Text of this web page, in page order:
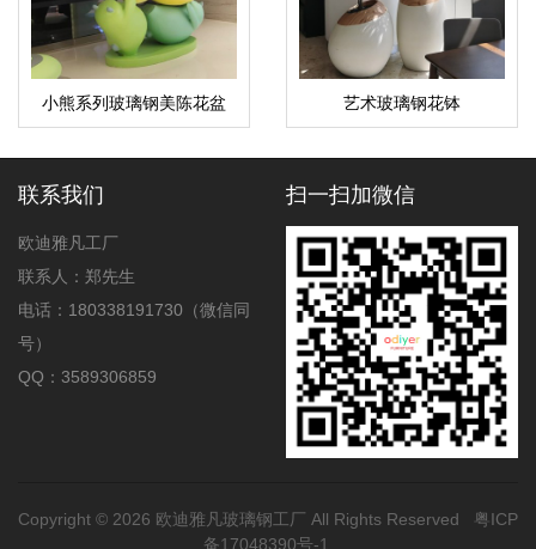
小熊系列玻璃钢美陈花盆 艺术玻璃钢花钵
联系我们
欧迪雅凡工厂
联系人：郑先生
电话：180338191730（微信同
号）
QQ：3589306859
扫一扫加微信
Copyright © 2026 欧迪雅凡玻璃钢工厂 All Rights Reserved
粤ICP
备17048390号-1